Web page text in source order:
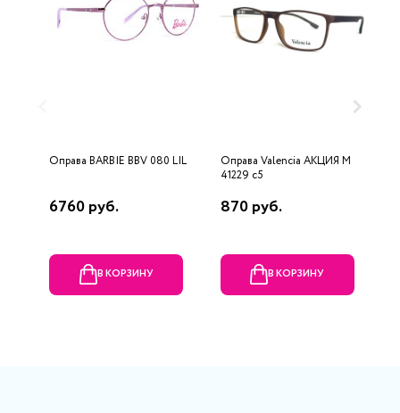
Оправа BARBIE BBV 080 LIL
6760 руб.
В КОРЗИНУ
Оправа Valencia AKЦИЯ М
41229 c5
870 руб.
В КОРЗИНУ